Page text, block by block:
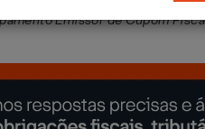
Emissor de Cupom